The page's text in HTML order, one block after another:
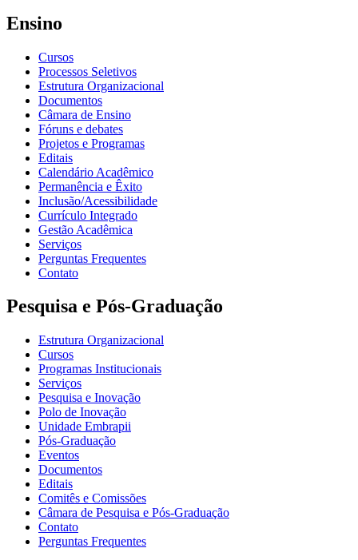
Ensino
Cursos
Processos Seletivos
Estrutura Organizacional
Documentos
Câmara de Ensino
Fóruns e debates
Projetos e Programas
Editais
Calendário Acadêmico
Permanência e Êxito
Inclusão/Acessibilidade
Currículo Integrado
Gestão Acadêmica
Serviços
Perguntas Frequentes
Contato
Pesquisa e Pós-Graduação
Estrutura Organizacional
Cursos
Programas Institucionais
Serviços
Pesquisa e Inovação
Polo de Inovação
Unidade Embrapii
Pós-Graduação
Eventos
Documentos
Editais
Comitês e Comissões
Câmara de Pesquisa e Pós-Graduação
Contato
Perguntas Frequentes